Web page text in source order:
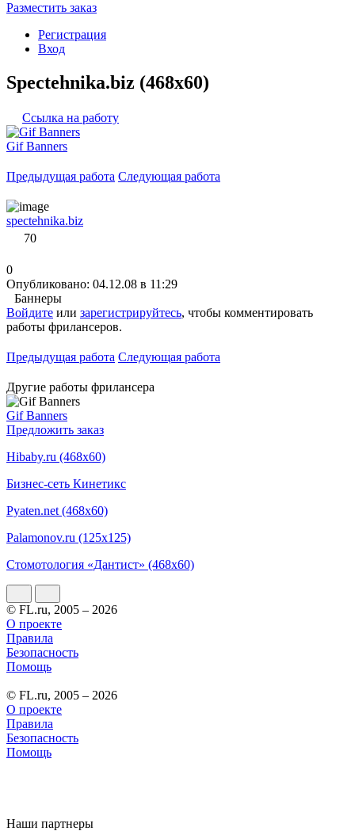
Разместить заказ
Регистрация
Вход
Spectehnika.biz (468x60)
Ссылка на работу
Gif Banners
Предыдущая работа Следующая работа
spectehnika.biz
70
0
Опубликовано: 04.12.08 в 11:29
Баннеры
Войдите или зарегистрируйтесь, чтобы комментировать
работы фрилансеров.
Предыдущая работа Следующая работа
Другие работы фрилансера
Gif Banners
Предложить заказ
Hibaby.ru (468x60)
Бизнес-сеть Кинетикс
Pyaten.net (468x60)
Palamonov.ru (125x125)
Стомотология «Дантист» (468x60)
© FL.ru, 2005 – 2026
О проекте
Правила
Безопасность
Помощь
© FL.ru, 2005 – 2026
О проекте
Правила
Безопасность
Помощь
Наши партнеры